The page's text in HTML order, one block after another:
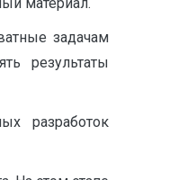
задачам
результаты
разработок